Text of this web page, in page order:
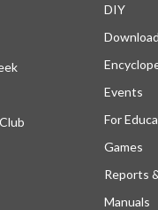
DIY
Events
For
Games
Reports
Manuals